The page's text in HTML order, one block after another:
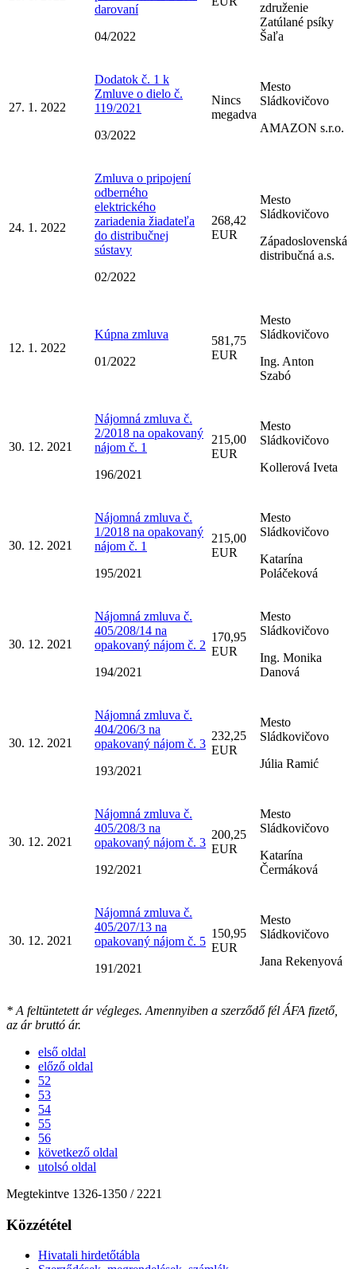
darovaní
04/2022
združenie
Zatúlané psíky
Šaľa
27. 1. 2022
Dodatok č. 1 k
Zmluve o dielo č.
119/2021
03/2022
Nincs
megadva
Mesto
Sládkovičovo
AMAZON s.r.o.
24. 1. 2022
Zmluva o pripojení
odberného
elektrického
zariadenia žiadateľa
do distribučnej
sústavy
02/2022
268,42
EUR
Mesto
Sládkovičovo
Západoslovenská
distribučná a.s.
12. 1. 2022
Kúpna zmluva
01/2022
581,75
EUR
Mesto
Sládkovičovo
Ing. Anton
Szabó
30. 12. 2021
Nájomná zmluva č.
2/2018 na opakovaný
nájom č. 1
196/2021
215,00
EUR
Mesto
Sládkovičovo
Kollerová Iveta
30. 12. 2021
Nájomná zmluva č.
1/2018 na opakovaný
nájom č. 1
195/2021
215,00
EUR
Mesto
Sládkovičovo
Katarína
Poláčeková
30. 12. 2021
Nájomná zmluva č.
405/208/14 na
opakovaný nájom č. 2
194/2021
170,95
EUR
Mesto
Sládkovičovo
Ing. Monika
Danová
30. 12. 2021
Nájomná zmluva č.
404/206/3 na
opakovaný nájom č. 3
193/2021
232,25
EUR
Mesto
Sládkovičovo
Júlia Ramić
30. 12. 2021
Nájomná zmluva č.
405/208/3 na
opakovaný nájom č. 3
192/2021
200,25
EUR
Mesto
Sládkovičovo
Katarína
Čermáková
30. 12. 2021
Nájomná zmluva č.
405/207/13 na
opakovaný nájom č. 5
191/2021
150,95
EUR
Mesto
Sládkovičovo
Jana Rekenyová
* A feltüntetett ár végleges. Amennyiben a szerződő fél ÁFA fizető,
az ár bruttó ár.
első oldal
előző oldal
52
53
54
55
56
következő oldal
utolsó oldal
Megtekintve 1326-1350 / 2221
Közzététel
Hivatali hirdetőtábla